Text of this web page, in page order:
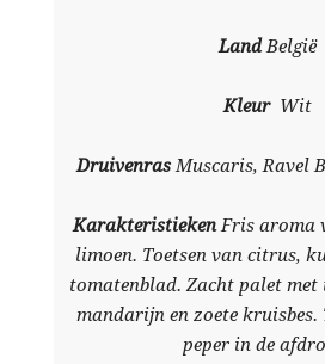
LandBelgië
Kleur Wit
DruivenrasMuscaris, Ravel
KarakteristiekenFris aroma
limoen. Toetsen van citrus,
tomatenblad. Zacht palet met
mandarijn en zoete
peper in de